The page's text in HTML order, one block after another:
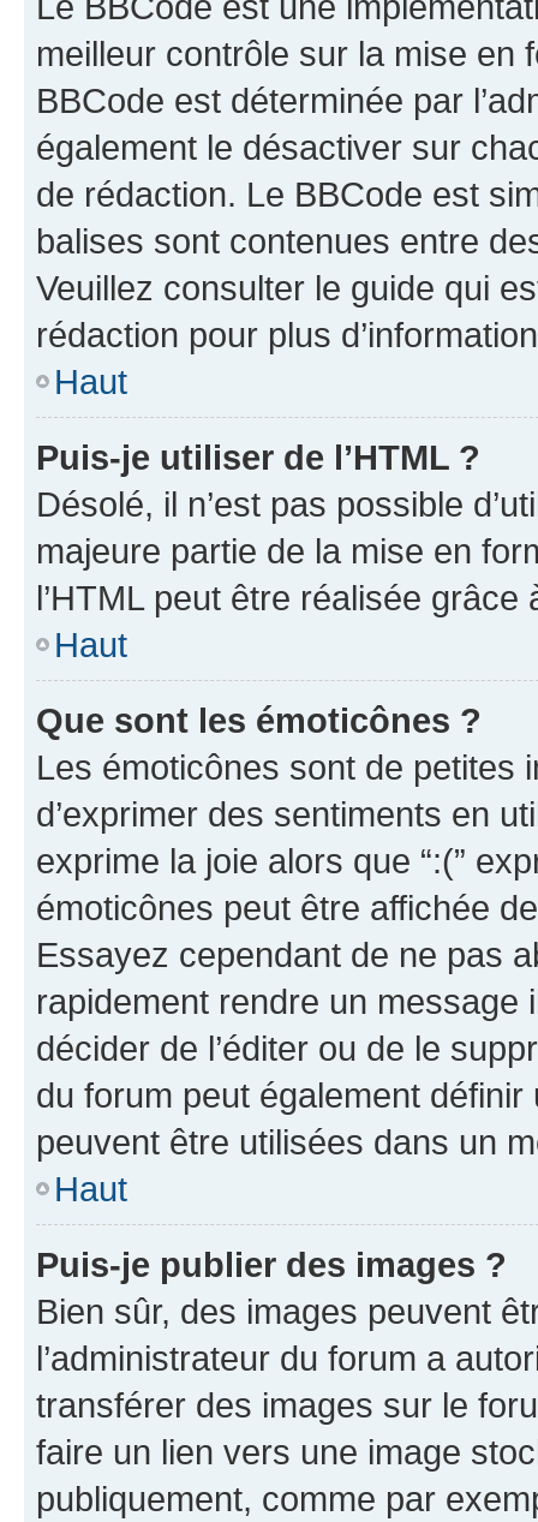
meilleur contrôle sur la mise en
BBCode est déterminée par
également le désactiver sur
de rédaction. Le BBCode est
balises sont contenues entre
Veuillez consulter le guide qui
rédaction pour plus
Haut
Puis-je utiliser de l’HTML ?
Désolé, il n’est pas possible
majeure partie de la mise en
l’HTML peut être réalisée grâce
Haut
Que sont les émoticônes ?
Les émoticônes sont de petites
d’exprimer des sentiments en
exprime la joie alors que “:(”
émoticônes peut être affichée
Essayez cependant de ne pas
rapidement rendre un message
décider de l’éditer ou de le
du forum peut également définir
peuvent être utilisées dans un
Haut
Puis-je publier des images ?
Bien sûr, des images peuvent
l’administrateur du forum a
transférer des images sur le
faire un lien vers une image
publiquement, comme par